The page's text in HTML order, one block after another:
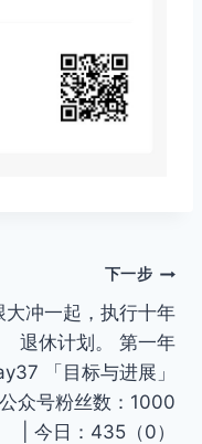
下一步
大冲一起，执行十年
退休计划。 第一年
「目标与进展」
众号粉丝数：1000
| 今日：435（0）